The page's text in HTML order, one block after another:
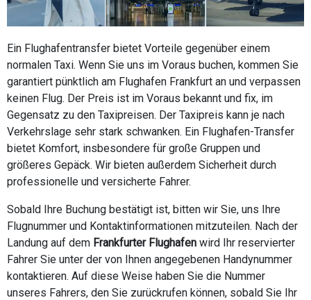
Ein Flughafentransfer bietet Vorteile gegenüber einem
normalen Taxi. Wenn Sie uns im Voraus buchen, kommen Sie
garantiert pünktlich am Flughafen Frankfurt an und verpassen
keinen Flug. Der Preis ist im Voraus bekannt und fix, im
Gegensatz zu den Taxipreisen. Der Taxipreis kann je nach
Verkehrslage sehr stark schwanken. Ein Flughafen-Transfer
bietet Komfort, insbesondere für große Gruppen und
größeres Gepäck. Wir bieten außerdem Sicherheit durch
professionelle und versicherte Fahrer.
Sobald Ihre Buchung bestätigt ist, bitten wir Sie, uns Ihre
Flugnummer und Kontaktinformationen mitzuteilen. Nach der
Landung auf dem Frankfurter Flughafen wird Ihr reservierter
Fahrer Sie unter der von Ihnen angegebenen Handynummer
kontaktieren. Auf diese Weise haben Sie die Nummer
unseres Fahrers, den Sie zurückrufen können, sobald Sie Ihr